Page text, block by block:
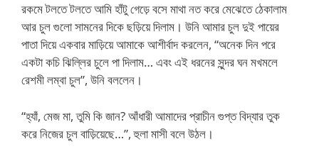
রকমে টলতে টলতে আমি হাঁটু গেড়ে বসে মাথা নত করে মেঝেতে ঠেকালাম
আর চুল গুলো সামনের দিকে ছড়িয়ে দিলাম। উনি আমার চুল দুই পায়ের
পাতা দিয়ে একবার মাড়িয়ে আমাকে আশীর্বাদ করলেন, “অনেক দিন পরে
একটা কচি ঝিল্লির চুলে পা দিলাম… এবং এই ধরনের সুন্দর ঘন মখমলে
রেশমী লম্বা চুল”, উনি বললেন।
“হ্যাঁ, মেজ মা, তুমি কি জান? আঁধারী আমাদের প্রাচীন গুপ্ত বিদ্যার তুক
করে নিজের চুল বাড়িয়েছে…”, হুলা মাসী বলে উঠল।